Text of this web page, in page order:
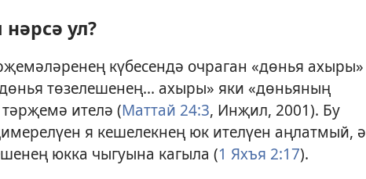
ул?
күбесендә очраган «дөнья ахыры»
төзелешенең... ахыры» яки «дөньяның
тәрҗемә ителә (Маттай 24:3, Инҗил, 2001). Бу
я кешелекнең юк ителүен аңлатмый, ә
юкка чыгуына кагыла (1 Яхъя 2:17).